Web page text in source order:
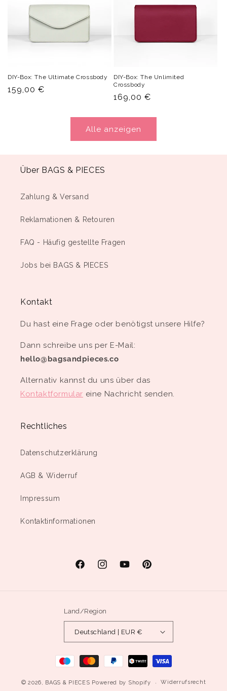
DIY-Box: The Ultimate Crossbody
Normaler
159,00 €
DIY-Box: The Unlimited
Crossbody
Normaler
169,00 €
Alle anzeigen
Über BAGS & PIECES
Zahlung & Versand
Reklamationen & Retouren
FAQ - Häufig gestellte Fragen
Jobs bei BAGS & PIECES
Kontakt
Du hast eine Frage oder benötigst unsere Hilfe?
Dann schreibe uns per E-Mail:
hello@bagsandpieces.co
Alternativ kannst du uns über das
Kontaktformular eine Nachricht senden.
Rechtliches
Datenschutzerklärung
AGB & Widerruf
Impressum
Kontaktinformationen
FacebookInstagramYouTubePinterest
Land/Region
Deutschland | EUR €
Zahlungsmethoden
© 2026, BAGS & PIECES Powered by Shopify Widerrufsrecht